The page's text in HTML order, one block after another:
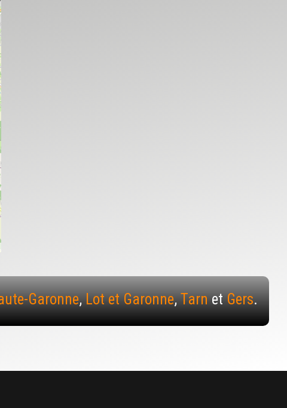
Garonne,Lot et Garonne,TarnetGers.